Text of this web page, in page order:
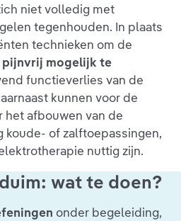
niet volledig met
tegenhouden. In plaats
technieken om de
pijnvrij mogelijk te
functieverlies van de
kunnen voor de
afbouwen van de
koude- of zalftoepassingen,
nuttig zijn.
wat te doen?
onder begeleiding,